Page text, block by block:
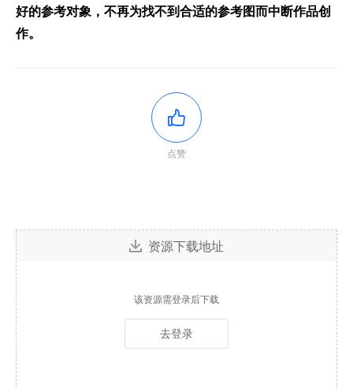
好的参考对象，不再为找不到合适的参考图而中断作品创
作。
点赞
资源下载地址
该资源需登录后下载
去登录